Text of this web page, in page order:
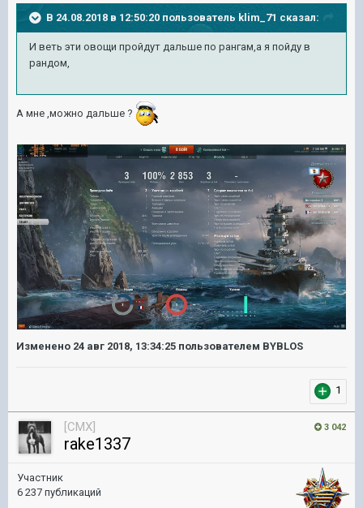
В 24.08.2018 в 12:50:20 пользователь klim_71 сказал:
И веть эти овощи пройдут дальше по рангам,а я пойду в
рандом,
А мне ,можно дальше ?
Изменено 24 авг 2018, 13:34:25 пользователем BYBLOS
1
3 042
[CMX]
rake1337
Участник
6 237 публикаций